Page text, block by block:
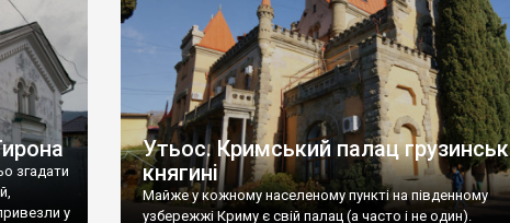
згадати
у
Утьос. Кримський палац
княгині
Майже у кожному населеному пункті на південному
узбережжі Криму є свій палац (а часто і не один).